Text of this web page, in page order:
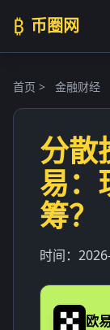
₿ 币圈网
首页 > 金融财经
分散
易：
筹？
时间：
欧